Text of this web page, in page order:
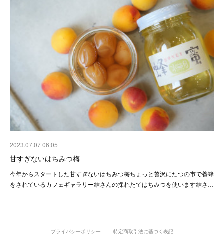
2023.07.07 06:05
甘すぎないはちみつ梅
今年からスタートした甘すぎないはちみつ梅ちょっと贅沢にたつの市で養蜂
をされているカフェギャラリー結さんの採れたてはちみつを使います結さ…
プライバシーポリシー 特定商取引法に基づく表記